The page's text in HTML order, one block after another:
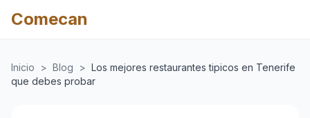
Comecan
Inicio > Blog > Los mejores restaurantes tipicos en Tenerife
que debes probar